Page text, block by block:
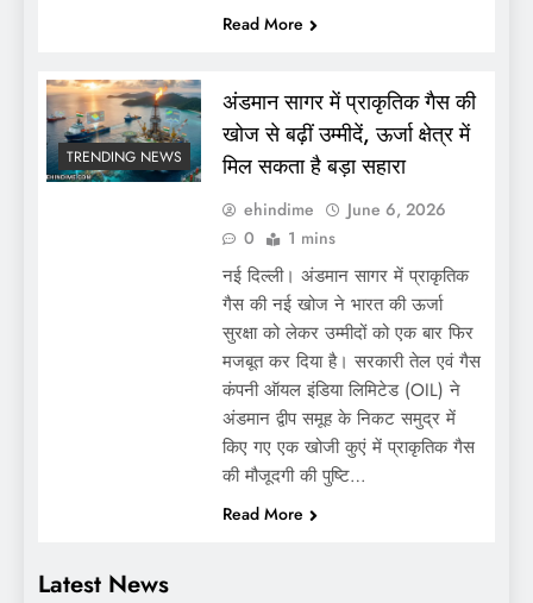
Latest News
Read More
TRENDING NEWS
अंडमान सागर में प्राकृतिक गैस की
खोज से बढ़ीं उम्मीदें, ऊर्जा क्षेत्र में
मिल सकता है बड़ा सहारा
ehindime
June 6, 2026
0
1 mins
नई दिल्ली। अंडमान सागर में प्राकृतिक
गैस की नई खोज ने भारत की ऊर्जा
सुरक्षा को लेकर उम्मीदों को एक बार फिर
मजबूत कर दिया है। सरकारी तेल एवं गैस
कंपनी ऑयल इंडिया लिमिटेड (OIL) ने
अंडमान द्वीप समूह के निकट समुद्र में
किए गए एक खोजी कुएं में प्राकृतिक गैस
की मौजूदगी की पुष्टि…
Read More